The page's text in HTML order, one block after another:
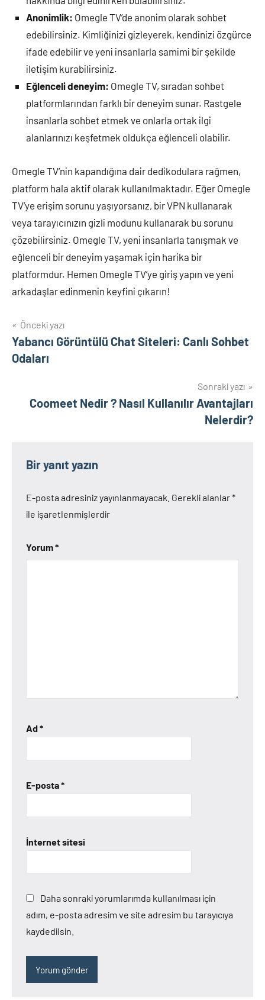
Anonimlik: Omegle TV’de anonim olarak sohbet
edebilirsiniz. Kimliğinizi gizleyerek, kendinizi özgürce
ifade edebilir ve yeni insanlarla samimi bir şekilde
iletişim kurabilirsiniz.
Eğlenceli deneyim: Omegle TV, sıradan sohbet
platformlarından farklı bir deneyim sunar. Rastgele
insanlarla sohbet etmek ve onlarla ortak ilgi
alanlarınızı keşfetmek oldukça eğlenceli olabilir.
Omegle TV’nin kapandığına dair dedikodulara rağmen,
platform hala aktif olarak kullanılmaktadır. Eğer Omegle
TV’ye erişim sorunu yaşıyorsanız, bir VPN kullanarak
veya tarayıcınızın gizli modunu kullanarak bu sorunu
çözebilirsiniz. Omegle TV, yeni insanlarla tanışmak ve
eğlenceli bir deneyim yaşamak için harika bir
platformdur. Hemen Omegle TV’ye giriş yapın ve yeni
arkadaşlar edinmenin keyfini çıkarın!
Yazı
gezinmesi
Önceki yazı
Yabancı Görüntülü Chat Siteleri: Canlı Sohbet
Odaları
Sonraki yazı
Coomeet Nedir ? Nasıl Kullanılır Avantajları
Nelerdir?
Bir yanıt yazın
E-posta adresiniz yayınlanmayacak. Gerekli alanlar*
ile işaretlenmişlerdir
Yorum*
Ad*
E-posta*
İnternet sitesi
Daha sonraki yorumlarımda kullanılması için
adım, e-posta adresim ve site adresim bu tarayıcıya
kaydedilsin.